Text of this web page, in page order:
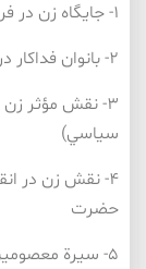
۱- جايگاه زن در فرهنگ اسلامي (قرآن – روايات)
۲- بانوان فداكار در تاريخ اسلام
۳- نقش مؤثر
سياسي)
۴- نقش زن در
حضرت
۵- سيرة معصومين (ع) در برخورد با زنها.